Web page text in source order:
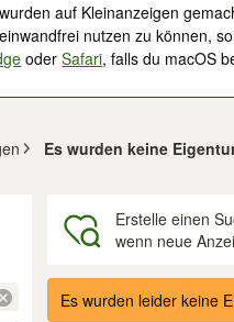
auf Kleinanzeigen
nutzen zu können,
oderSafari, falls du macOS
Es wurden keine
Erstelle einen
wenn neue
Ergebnisse
Es wurden leider keine